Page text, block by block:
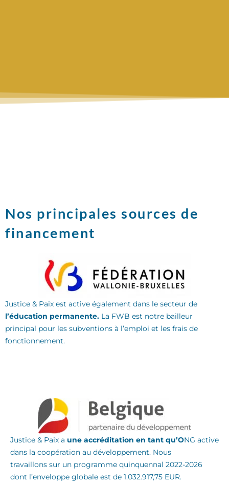
Nos principales sources de
financement
Justice & Paix est active également dans le secteur de
l’éducation permanente. La FWB est notre bailleur
principal pour les subventions à l’emploi et les frais de
fonctionnement.
Justice & Paix a une accréditation en tant qu’ONG active
dans la coopération au développement. Nous
travaillons sur un programme quinquennal 2022-2026
dont l’enveloppe globale est de 1.032.917,75 EUR.